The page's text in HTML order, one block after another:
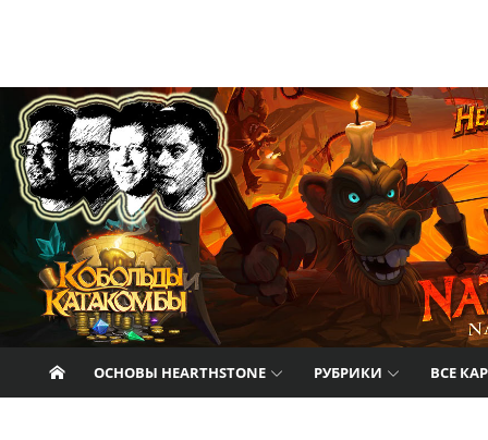
Hearthstone.
ОСНОВЫ HEARTHSTONE РУБРИКИ ВСЕ